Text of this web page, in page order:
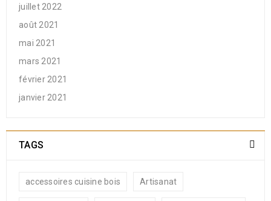
juillet 2022
août 2021
mai 2021
mars 2021
février 2021
janvier 2021
TAGS
accessoires cuisine bois Artisanat